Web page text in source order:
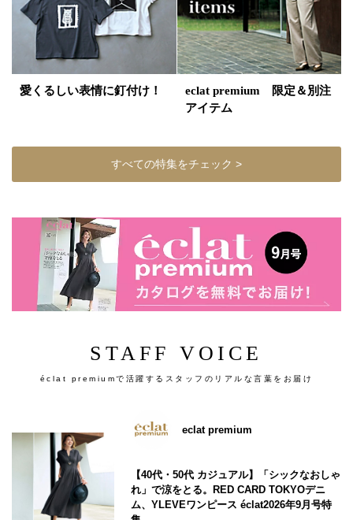
愛くるしい表情に釘付け！
eclat premium 限定＆別注
アイテム
すべての特集をチェック >
STAFF VOICE
éclat premiumで活躍するスタッフのリアルな言葉をお届け
eclat premium
【40代・50代 カジュアル】「シックなおしゃ
れ」で涼をとる。RED CARD TOKYOデニ
ム、YLEVEワンピース éclat2026年9月号特